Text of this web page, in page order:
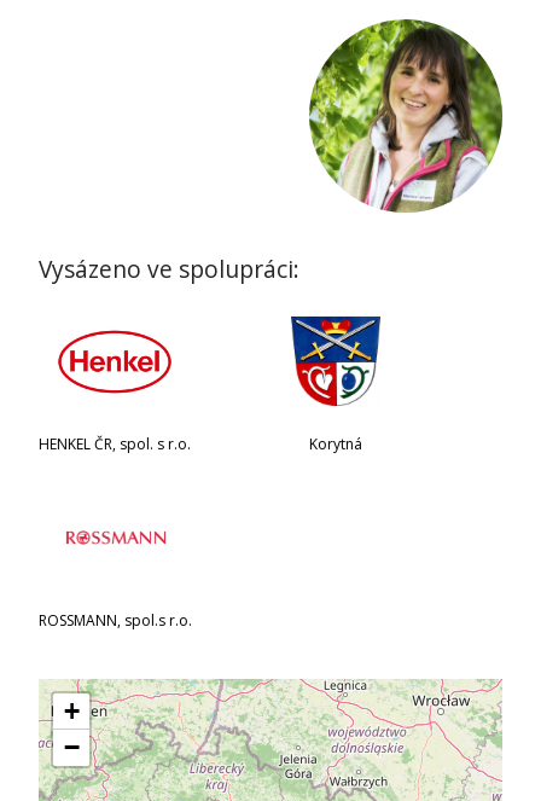
Vysázeno ve spolupráci:
HENKEL ČR, spol. s r.o. Korytná
ROSSMANN, spol.s r.o.
+
−